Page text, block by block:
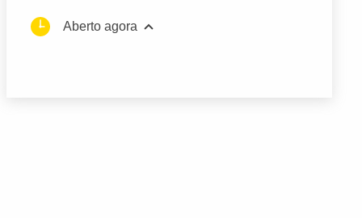
Aberto agora